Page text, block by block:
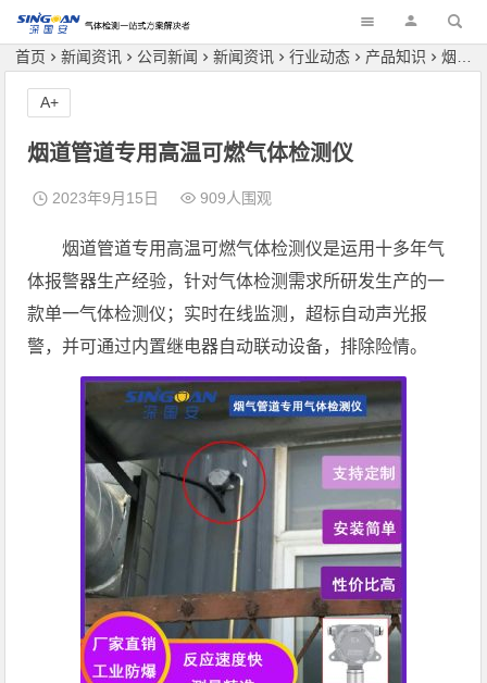
深国安
首页 新闻资讯 公司新闻 新闻资讯 行业动态 产品知识 烟道管道专用高温可燃气体检测仪
烟道管道专用高温可燃气体检测仪
2023年9月15日 909人围观
烟道管道专用高温可燃气体检测仪是运用十多年气
体报警器生产经验，针对气体检测需求所研发生产的一
款单一气体检测仪；实时在线监测，超标自动声光报
警，并可通过内置继电器自动联动设备，排除险情。
A+